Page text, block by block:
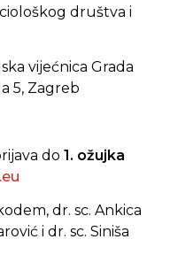
društva i
vijećnica Grada
5, Zagreb
do 1. ožujka
dr. sc. Ankica
i dr. sc. Siniša